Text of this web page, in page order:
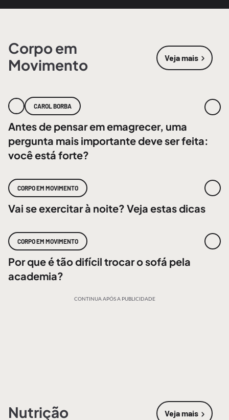
Corpo em
Movimento
Veja mais
sobre
CAROL BORBA
Antes de pensar em emagrecer, uma
pergunta mais importante deve ser feita:
você está forte?
CORPO EM MOVIMENTO
Vai se exercitar à noite? Veja estas dicas
CORPO EM MOVIMENTO
Por que é tão difícil trocar o sofá pela
academia?
CONTINUA APÓS A PUBLICIDADE
Nutrição Veja mais
sobre